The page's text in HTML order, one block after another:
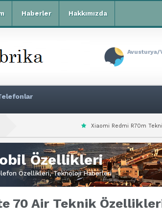
Haberler Hakkımızda
Avusturya/
Xiaomi Redmi R70m Teknik Özellikleri
Özellikleri
Özellikleri, Teknoloji Haberleri
70 Air Teknik